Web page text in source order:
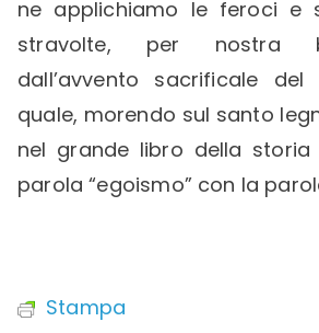
ne applichiamo le feroci e
stravolte, per nostra
dall’avvento sacrificale
quale, morendo sul santo
nel grande libro della storia
parola “egoismo” con la parola
Stampa